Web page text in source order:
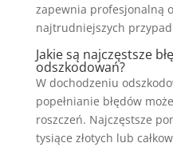
zapewnia profesjonalną
najtrudniejszych
Jakie są najczęstsze
odszkodowań?
W dochodzeniu
popełnianie błędów
roszczeń. Najczęstsze
tysiące złotych lub